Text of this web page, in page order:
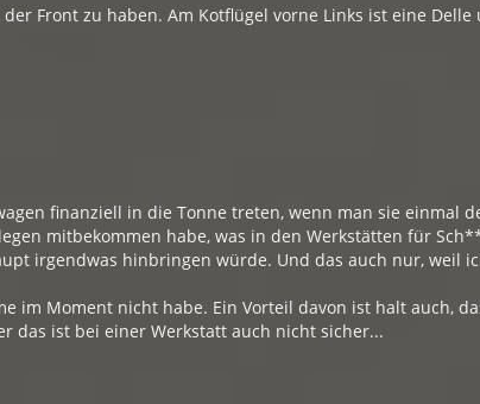
Front zu haben. Am Kotflügel vorne Links ist eine
finanziell in die Tonne treten, wenn man sie einmal
mitbekommen habe, was in den Werkstätten für
irgendwas hinbringen würde. Und das auch nur, weil
im Moment nicht habe. Ein Vorteil davon ist halt auch,
das ist bei einer Werkstatt auch nicht sicher...